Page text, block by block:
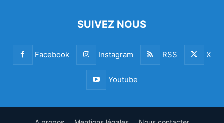
SUIVEZ NOUS
Facebook Instagram RSS X
Youtube